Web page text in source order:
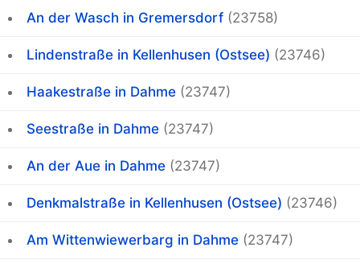
An der Wasch in Gremersdorf (23758)
Lindenstraße in Kellenhusen (Ostsee) (23746)
Haakestraße in Dahme (23747)
Seestraße in Dahme (23747)
An der Aue in Dahme (23747)
Denkmalstraße in Kellenhusen (Ostsee) (23746)
Am Wittenwiewerbarg in Dahme (23747)